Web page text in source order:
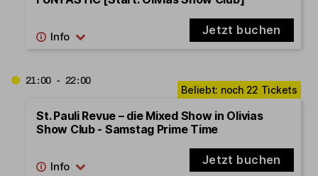
Jetzt buchen
21:00 - 22:00
St. Pauli Revue – die Mixed Show in Olivias
Show Club - Samstag Prime Time
Jetzt buchen